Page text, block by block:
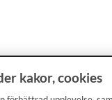
kakor, cookies